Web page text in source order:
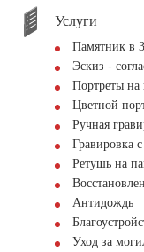
Услуги
Памятник в
Эскиз -
Портреты на
Цветной
Ручная
Гравировка
Ретушь на
Антидождь
Уход за